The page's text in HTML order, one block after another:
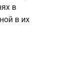
в
в их